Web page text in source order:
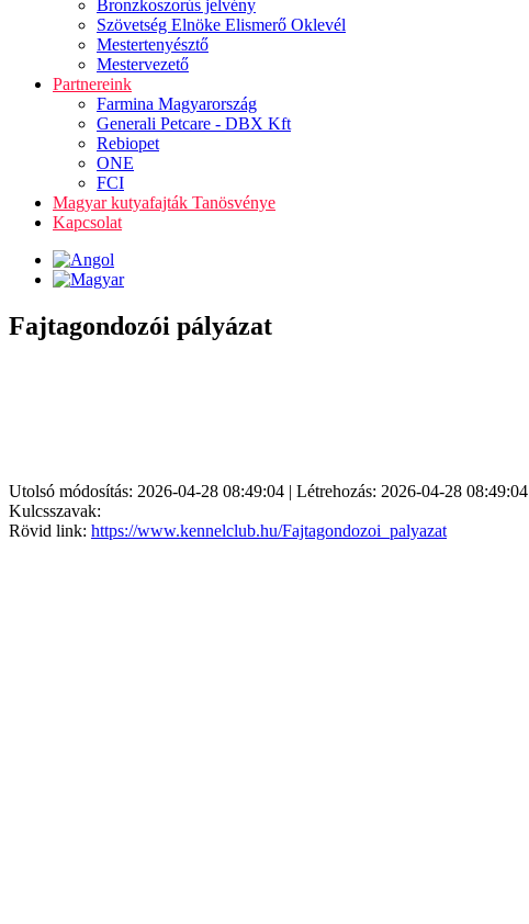
Bronzkoszorús jelvény
Szövetség Elnöke Elismerő Oklevél
Mestertenyésztő
Mestervezető
Partnereink
Farmina Magyarország
Generali Petcare - DBX Kft
Rebiopet
ONE
FCI
Magyar kutyafajták Tanösvénye
Kapcsolat
Fajtagondozói pályázat
Utolsó módosítás: 2026-04-28 08:49:04 | Létrehozás: 2026-04-28 08:49:04
Kulcsszavak:
Rövid link: https://www.kennelclub.hu/Fajtagondozoi_palyazat